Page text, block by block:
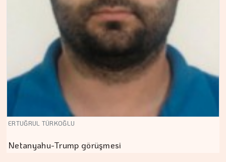
ERTUĞRUL TÜRKOĞLU
Netanyahu-Trump görüşmesi